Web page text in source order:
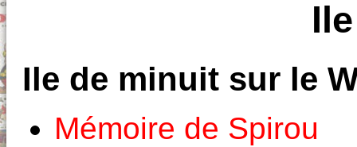
Ile de minuit sur le
Mémoire de Spirou